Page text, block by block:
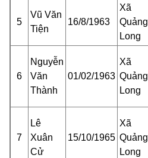
5
Vũ Văn
Tiện
16/8/1963
Xã
Quảng
Long
6
Nguyễn
Văn
Thành
01/02/1963
Xã
Quảng
Long
7
Lê
Xuân
Cử
15/10/1965
Xã
Quảng
Long